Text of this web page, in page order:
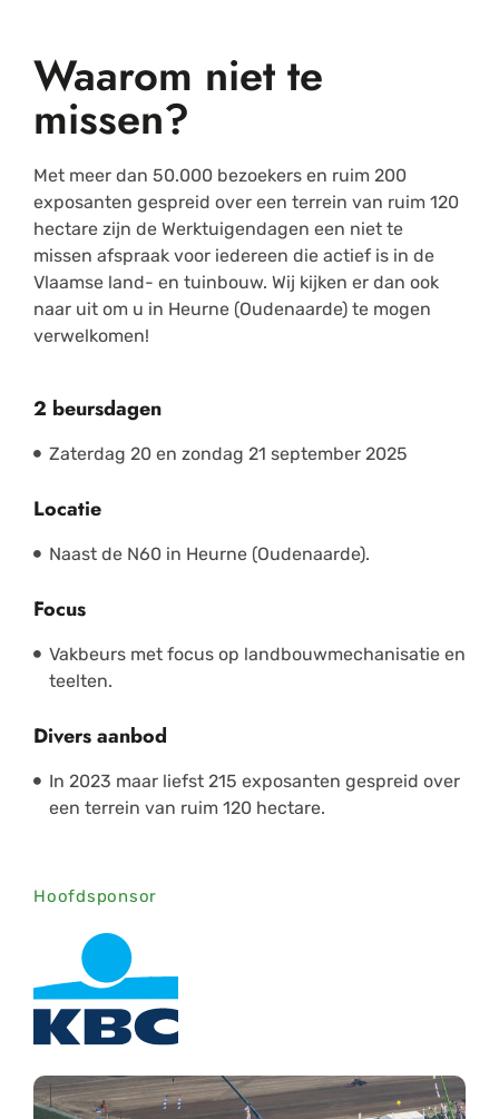
Waarom niet te
missen?
Met meer dan 50.000 bezoekers en ruim 200
exposanten gespreid over een terrein van ruim 120
hectare zijn de Werktuigendagen een niet te
missen afspraak voor iedereen die actief is in de
Vlaamse land- en tuinbouw. Wij kijken er dan ook
naar uit om u in Heurne (Oudenaarde) te mogen
verwelkomen!
2 beursdagen
Zaterdag 20 en zondag 21 september 2025
Locatie
Naast de N60 in Heurne (Oudenaarde).
Focus
Vakbeurs met focus op landbouwmechanisatie en
teelten.
Divers aanbod
In 2023 maar liefst 215 exposanten gespreid over
een terrein van ruim 120 hectare.
Hoofdsponsor